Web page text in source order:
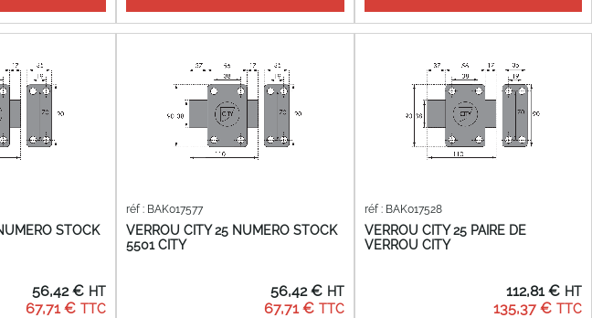
STOCK
67,71 €
56,42 €
VERROU CITY 25 NUMERO STOCK
5501 CITY
réf : BAK017577
67,71 €
56,42 €
VERROU CITY 25 PAIRE DE
VERROU CITY
réf : BAK017528
135,37 €
112,81 €